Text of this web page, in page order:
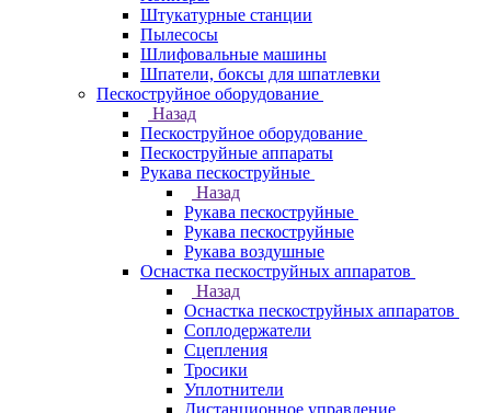
Штукатурные станции
Пылесосы
Шлифовальные машины
Шпатели, боксы для шпатлевки
Пескоструйное оборудование
Назад
Пескоструйное оборудование
Пескоструйные аппараты
Рукава пескоструйные
Назад
Рукава пескоструйные
Рукава пескоструйные
Рукава воздушные
Оснастка пескоструйных аппаратов
Назад
Оснастка пескоструйных аппаратов
Соплодержатели
Сцепления
Тросики
Уплотнители
Дистанционное управление